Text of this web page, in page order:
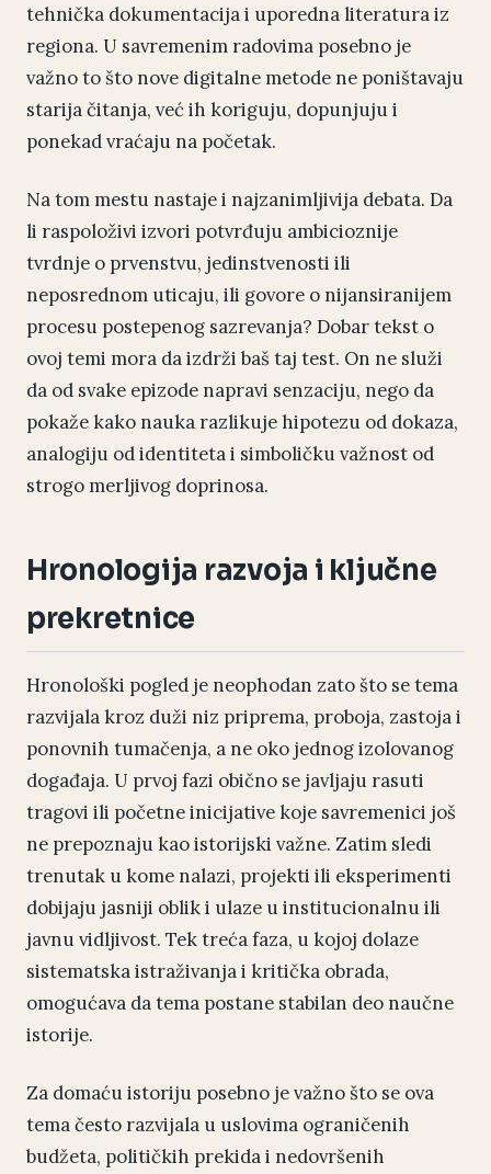
tehnička dokumentacija i uporedna literatura iz
regiona. U savremenim radovima posebno je
važno to što nove digitalne metode ne poništavaju
starija čitanja, već ih koriguju, dopunjuju i
ponekad vraćaju na početak.
Na tom mestu nastaje i najzanimljivija debata. Da
li raspoloživi izvori potvrđuju ambicioznije
tvrdnje o prvenstvu, jedinstvenosti ili
neposrednom uticaju, ili govore o nijansiranijem
procesu postepenog sazrevanja? Dobar tekst o
ovoj temi mora da izdrži baš taj test. On ne služi
da od svake epizode napravi senzaciju, nego da
pokaže kako nauka razlikuje hipotezu od dokaza,
analogiju od identiteta i simboličku važnost od
strogo merljivog doprinosa.
Hronologija razvoja i ključne
prekretnice
Hronološki pogled je neophodan zato što se tema
razvijala kroz duži niz priprema, proboja, zastoja i
ponovnih tumačenja, a ne oko jednog izolovanog
događaja. U prvoj fazi obično se javljaju rasuti
tragovi ili početne inicijative koje savremenici još
ne prepoznaju kao istorijski važne. Zatim sledi
trenutak u kome nalazi, projekti ili eksperimenti
dobijaju jasniji oblik i ulaze u institucionalnu ili
javnu vidljivost. Tek treća faza, u kojoj dolaze
sistematska istraživanja i kritička obrada,
omogućava da tema postane stabilan deo naučne
istorije.
Za domaću istoriju posebno je važno što se ova
tema često razvijala u uslovima ograničenih
budžeta, političkih prekida i nedovršenih